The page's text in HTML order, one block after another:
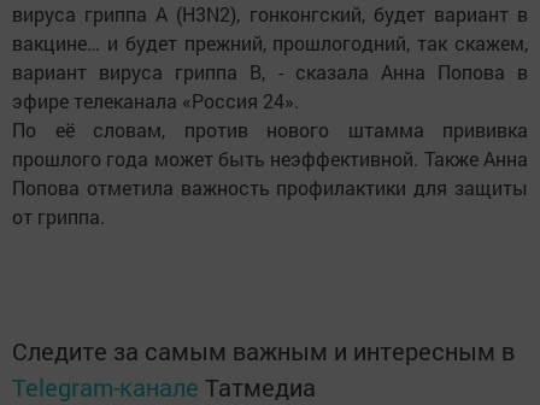
вируса гриппа А (H3N2), гонконгский, будет вариант в
вакцине… и будет прежний, прошлогодний, так скажем,
вариант вируса гриппа B, - сказала Анна Попова в
эфире телеканала «Россия 24».
По её словам, против нового штамма прививка
прошлого года может быть неэффективной. Также Анна
Попова отметила важность профилактики для защиты
от гриппа.
Следите за самым важным и интересным в
Telegram-канале Татмедиа